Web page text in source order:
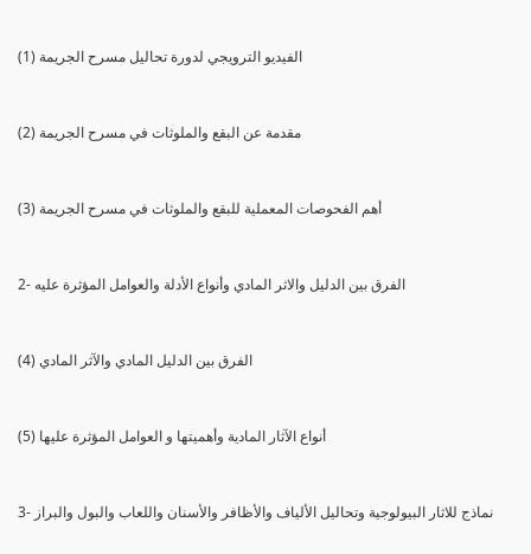
(1) الفيديو الترويجي لدورة تحاليل مسرح الجريمة
(2) مقدمة عن البقع والملوثات في مسرح الجريمة
(3) أهم الفحوصات المعملية للبقع والملوثات في مسرح الجريمة
2- الفرق بين الدليل والاثر المادي وأنواع الأدلة والعوامل المؤثرة عليه
(4) الفرق بين الدليل المادي والآثر المادي
(5) أنواع الآثار المادية وأهميتها و العوامل المؤثرة عليها
3- نماذج للاثار البيولوجية وتحاليل الألياف والأظافر والأسنان واللعاب والبول والبراز